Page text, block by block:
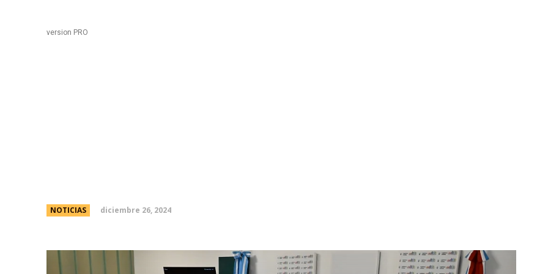
version PRO
NOTICIAS diciembre 26, 2024